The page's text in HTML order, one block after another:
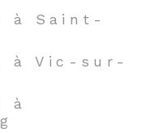
Commercial
n°882306301.
à Saint-
à Vic-sur-
à